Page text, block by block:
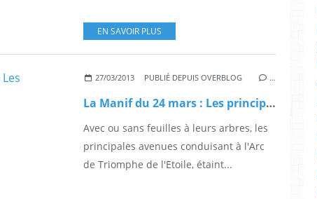
EN SAVOIR PLUS
27/03/2013 PUBLIÉ DEPUIS OVERBLOG …
La Manif du 24 mars : Les principales videos.
Avec ou sans feuilles à leurs arbres, les
principales avenues conduisant à l'Arc
de Triomphe de l'Etoile, étaint...